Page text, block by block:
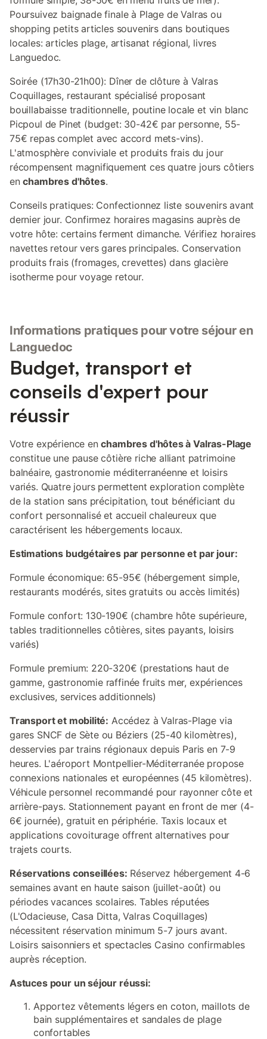
Poursuivez baignade finale à Plage de Valras ou
shopping petits articles souvenirs dans boutiques
locales: articles plage, artisanat régional, livres
Languedoc.
Soirée (17h30-21h00): Dîner de clôture à Valras
Coquillages, restaurant spécialisé proposant
bouillabaisse traditionnelle, poutine locale et vin blanc
Picpoul de Pinet (budget: 30-42€ par personne, 55-
75€ repas complet avec accord mets-vins).
L'atmosphère conviviale et produits frais du jour
récompensent magnifiquement ces quatre jours côtiers
enchambres d'hôtes.
Conseils pratiques: Confectionnez liste souvenirs avant
dernier jour. Confirmez horaires magasins auprès de
votre hôte: certains ferment dimanche. Vérifiez horaires
navettes retour vers gares principales. Conservation
produits frais (fromages, crevettes) dans glacière
isotherme pour voyage retour.
Informations pratiques pour votre séjour en
Languedoc
Budget, transport et
conseils d'expert pour
réussir
Votre expérience enchambres d'hôtes à Valras-Plage
constitue une pause côtière riche alliant patrimoine
balnéaire, gastronomie méditerranéenne et loisirs
variés. Quatre jours permettent exploration complète
de la station sans précipitation, tout bénéficiant du
confort personnalisé et accueil chaleureux que
caractérisent les hébergements locaux.
Estimations budgétaires par personne et par jour:
Formule économique: 65-95€ (hébergement simple,
restaurants modérés, sites gratuits ou accès limités)
Formule confort: 130-190€ (chambre hôte supérieure,
tables traditionnelles côtières, sites payants, loisirs
variés)
Formule premium: 220-320€ (prestations haut de
gamme, gastronomie raffinée fruits mer, expériences
exclusives, services additionnels)
Transport et mobilité: Accédez à Valras-Plage via
gares SNCF de Sète ou Béziers (25-40 kilomètres),
desservies par trains régionaux depuis Paris en 7-9
heures. L'aéroport Montpellier-Méditerranée propose
connexions nationales et européennes (45 kilomètres).
Véhicule personnel recommandé pour rayonner côte et
arrière-pays. Stationnement payant en front de mer (4-
6€ journée), gratuit en périphérie. Taxis locaux et
applications covoiturage offrent alternatives pour
trajets courts.
Réservations conseillées: Réservez hébergement 4-6
semaines avant en haute saison (juillet-août) ou
périodes vacances scolaires. Tables réputées
(L'Odacieuse, Casa Ditta, Valras Coquillages)
nécessitent réservation minimum 5-7 jours avant.
Loisirs saisonniers et spectacles Casino confirmables
auprès réception.
Astuces pour un séjour réussi:
Apportez vêtements légers en coton, maillots de
bain supplémentaires et sandales de plage
confortables